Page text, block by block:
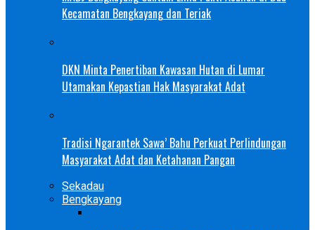
Kecamatan Bengkayang dan Teriak
DKN Minta Penertiban Kawasan Hutan di Lumar
Utamakan Kepastian Hak Masyarakat Adat
Tradisi Ngarantek Sawa’ Bahu Perkuat Perlindungan
Masyarakat Adat dan Ketahanan Pangan
Sekadau
Bengkayang